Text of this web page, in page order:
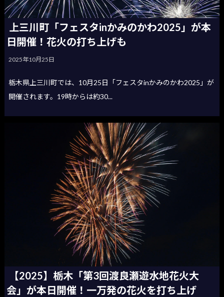
上三川町「フェスタinかみのかわ2025」が本
日開催！花火の打ち上げも
2025年10月25日
栃木県上三川町では、10月25日「フェスタinかみのかわ2025」が
開催されます。19時からは約30...
【2025】栃木「第3回渡良瀬遊水地花火大
会」が本日開催！一万発の花火を打ち上げ